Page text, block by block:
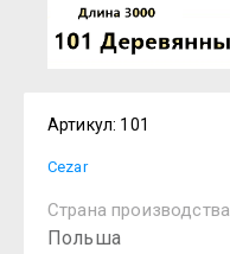
Артикул: 101
Cezar
Страна производства
Польша